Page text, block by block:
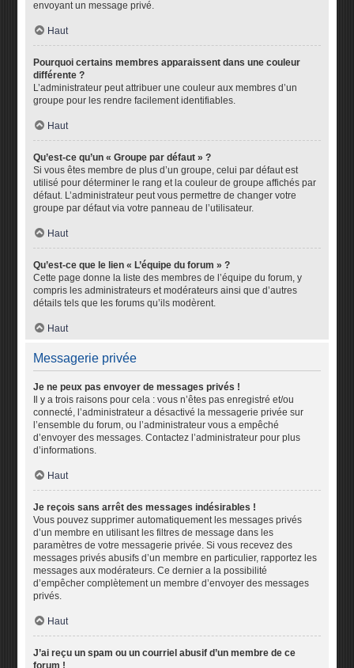
envoyant un message privé.
Haut
Pourquoi certains membres apparaissent dans une couleur
différente ?
L’administrateur peut attribuer une couleur aux membres d’un
groupe pour les rendre facilement identifiables.
Haut
Qu’est-ce qu’un « Groupe par défaut » ?
Si vous êtes membre de plus d’un groupe, celui par défaut est
utilisé pour déterminer le rang et la couleur de groupe affichés par
défaut. L’administrateur peut vous permettre de changer votre
groupe par défaut via votre panneau de l’utilisateur.
Haut
Qu’est-ce que le lien « L’équipe du forum » ?
Cette page donne la liste des membres de l’équipe du forum, y
compris les administrateurs et modérateurs ainsi que d’autres
détails tels que les forums qu’ils modèrent.
Haut
Messagerie privée
Je ne peux pas envoyer de messages privés !
Il y a trois raisons pour cela : vous n’êtes pas enregistré et/ou
connecté, l’administrateur a désactivé la messagerie privée sur
l’ensemble du forum, ou l’administrateur vous a empêché
d’envoyer des messages. Contactez l’administrateur pour plus
d’informations.
Haut
Je reçois sans arrêt des messages indésirables !
Vous pouvez supprimer automatiquement les messages privés
d’un membre en utilisant les filtres de message dans les
paramètres de votre messagerie privée. Si vous recevez des
messages privés abusifs d’un membre en particulier, rapportez les
messages aux modérateurs. Ce dernier a la possibilité
d’empêcher complètement un membre d’envoyer des messages
privés.
Haut
J’ai reçu un spam ou un courriel abusif d’un membre de ce
forum !